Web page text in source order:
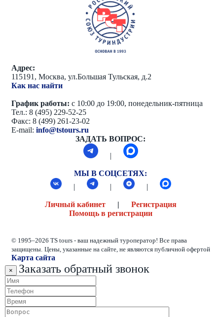
Адрес:
115191, Москва, ул.Большая Тульская, д.2
Как нас найти
График работы: с 10:00 до 19:00, понедельник-пятница
Тел.: 8 (495) 229-52-25
Факс: 8 (499) 261-23-02
E-mail: info@tstours.ru
ЗАДАТЬ ВОПРОС:
|
МЫ В СОЦСЕТЯХ:
|
| |
Личный кабинет| Регистрация
Помощь в регистрации
© 1995–2026 TS tours - ваш надежный туроператор! Все права
защищены. Цены, указанные на сайте, не являются публичной офертой
Карта сайта
× Заказать обратный звонок